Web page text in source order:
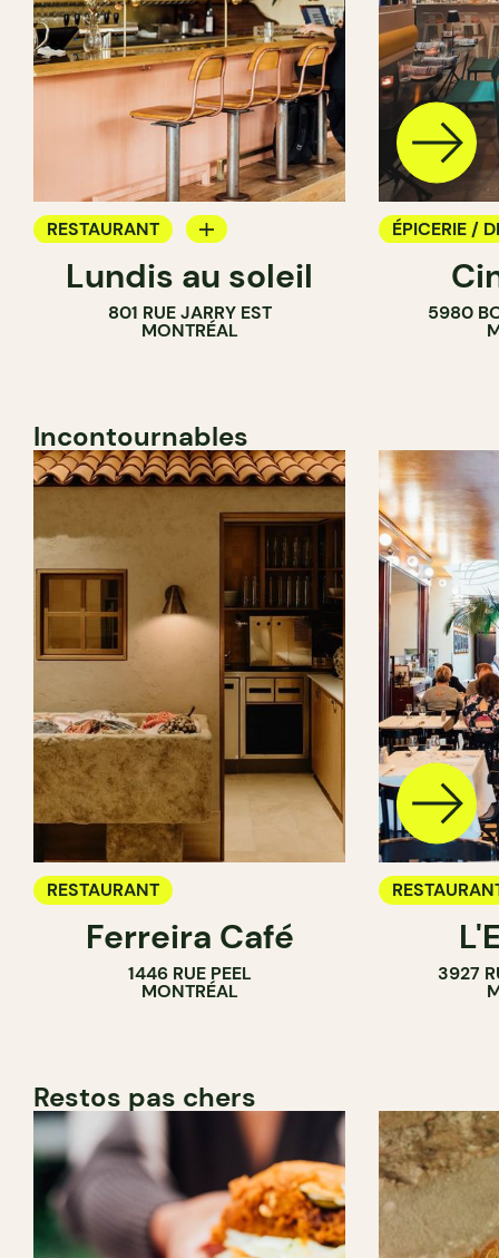
RESTAURANT
BAR À VIN
Lundis au soleil
801 RUE JARRY EST
MONTRÉAL
ÉPICERIE /
COMPTOIR
CAVISTE
5980
Incontournables
RESTAURANT
Ferreira Café
1446 RUE PEEL
MONTRÉAL
3927
Restos pas chers